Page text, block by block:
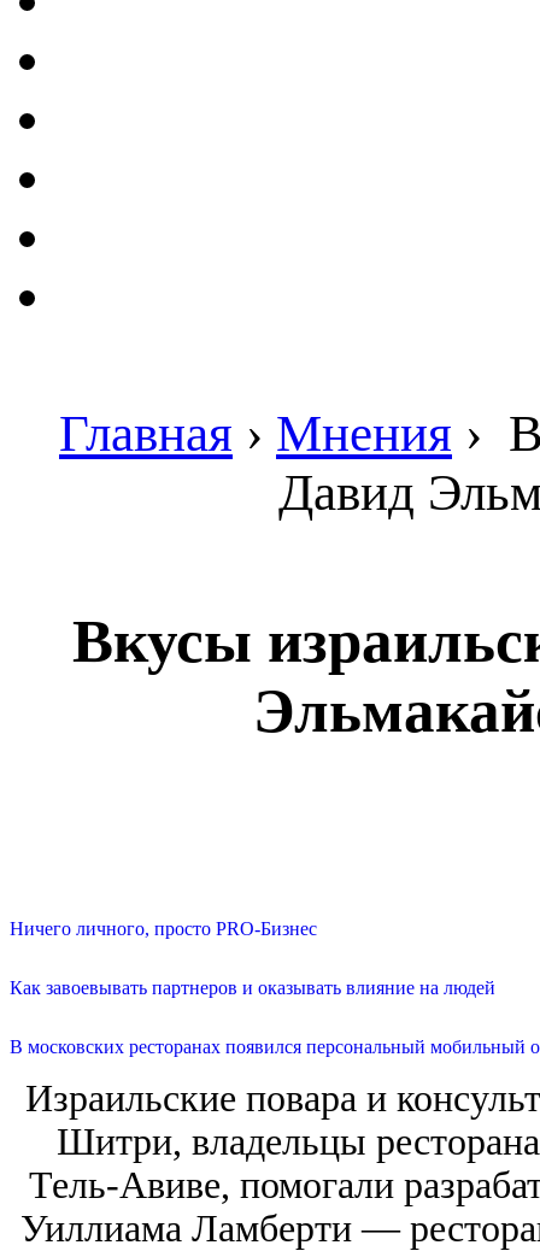
Главная › Мнения ›
Давид
Вкусы
Ничего личного, просто PRO-Бизнес
Как завоевывать партнеров и оказывать влияние на людей
В московских ресторанах появился персональный мобильный
Израильские повара и
Шитри, владельцы
Тель-Авиве, помогали
Уиллиама Ламберти —